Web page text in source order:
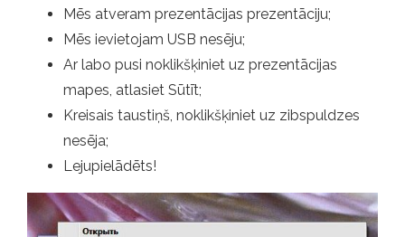
Mēs atveram prezentācijas prezentāciju;
Mēs ievietojam USB nesēju;
Ar labo pusi noklikšķiniet uz prezentācijas
mapes, atlasiet Sūtīt;
Kreisais taustiņš, noklikšķiniet uz zibspuldzes
nesēja;
Lejupielādēts!